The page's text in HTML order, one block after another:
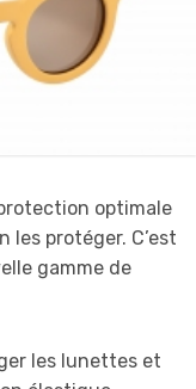
optimale
les protéger. C’est
gamme de
les lunettes et